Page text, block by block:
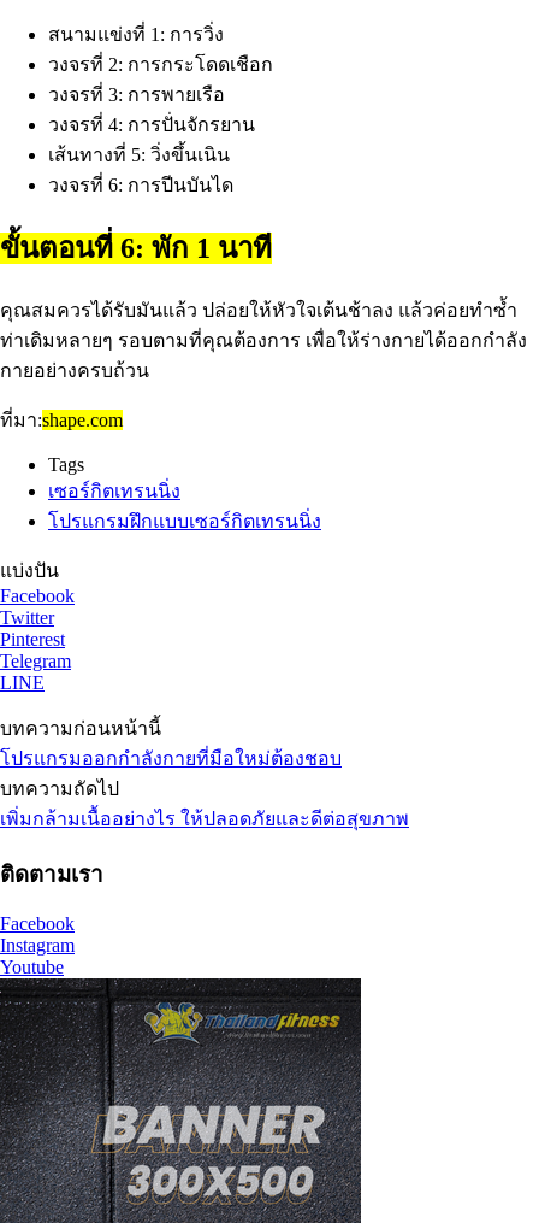
สนามแข่งที่ 1: การวิ่ง
วงจรที่ 2: การกระโดดเชือก
วงจรที่ 3: การพายเรือ
วงจรที่ 4: การปั่นจักรยาน
เส้นทางที่ 5: วิ่งขึ้นเนิน
วงจรที่ 6: การปีนบันได
ขั้นตอนที่ 6: พัก 1 นาที
คุณสมควรได้รับมันแล้ว ปล่อยให้หัวใจเต้นช้าลง แล้วค่อยทำซ้ำ
ท่าเดิมหลายๆ รอบตามที่คุณต้องการ เพื่อให้ร่างกายได้ออกกำลัง
กายอย่างครบถ้วน
ที่มา:shape.com
Tags
เซอร์กิตเทรนนิ่ง
โปรแกรมฝึกแบบเซอร์กิตเทรนนิ่ง
แบ่งปัน
Facebook
Twitter
Pinterest
Telegram
LINE
บทความก่อนหน้านี้
โปรแกรมออกกำลังกายที่มือใหม่ต้องชอบ
บทความถัดไป
เพิ่มกล้ามเนื้ออย่างไร ให้ปลอดภัยและดีต่อสุขภาพ
ติดตามเรา
Facebook
Instagram
Youtube